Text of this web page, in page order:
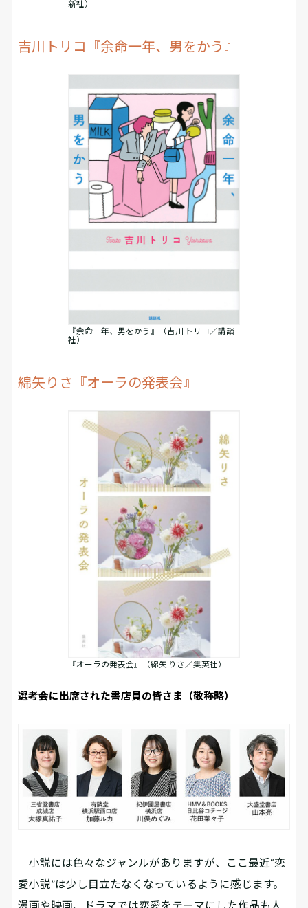
新社）
吉川トリコ『余命一年、男をかう』
『余命一年、男をかう』（吉川 トリコ／講談
社）
綿矢りさ『オーラの発表会』
『オーラの発表会』（綿矢 りさ／集英社）
選考会に出席された書店員の皆さま（敬称略）
――小説には色々なジャンルがありますが、ここ最近“恋
愛小説”は少し目立たなくなっているように感じます。
漫画や映画、ドラマでは恋愛をテーマにした作品も人